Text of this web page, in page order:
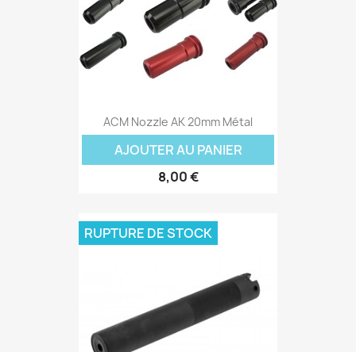
ACM Nozzle AK 20mm Métal
AJOUTER AU PANIER
8,00 €
RUPTURE DE STOCK